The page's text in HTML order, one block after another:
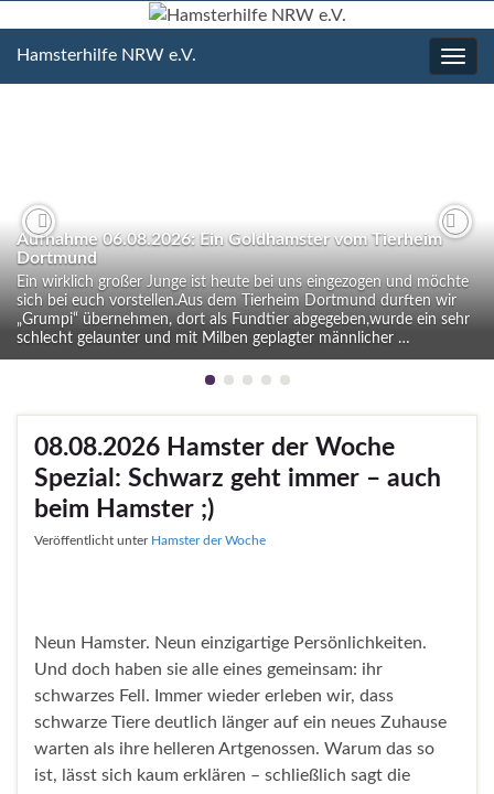
Hamsterhilfe NRW e.V.
Aufnahme 06.08.2026: Ein Goldhamster vom Tierheim
Dortmund
Ein wirklich großer Junge ist heute bei uns eingezogen und möchte
sich bei euch vorstellen.Aus dem Tierheim Dortmund durften wir
„Grumpi“ übernehmen, dort als Fundtier abgegeben,wurde ein sehr
schlecht gelaunter und mit Milben geplagter männlicher …
Previous
08.08.2026 Hamster der Woche
Spezial: Schwarz geht immer – auch
beim Hamster ;)
Veröffentlicht unter Hamster der Woche
Neun Hamster. Neun einzigartige Persönlichkeiten.
Und doch haben sie alle eines gemeinsam: ihr
schwarzes Fell. Immer wieder erleben wir, dass
schwarze Tiere deutlich länger auf ein neues Zuhause
warten als ihre helleren Artgenossen. Warum das so
ist, lässt sich kaum erklären – schließlich sagt die